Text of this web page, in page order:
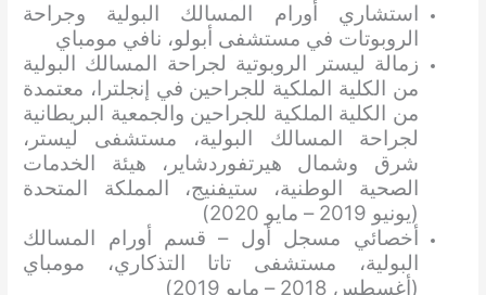
استشاري أورام المسالك البولية وجراحة
الروبوتات في مستشفى أبولو، نافي مومباي
زمالة ليستر الروبوتية لجراحة المسالك البولية
من الكلية الملكية للجراحين في إنجلترا، معتمدة
من الكلية الملكية للجراحين والجمعية البريطانية
لجراحة المسالك البولية، مستشفى ليستر،
شرق وشمال هيرتفوردشاير، هيئة الخدمات
الصحية الوطنية، ستيفنيج، المملكة المتحدة
(يونيو 2019 – مايو 2020)
أخصائي مسجل أول – قسم أورام المسالك
البولية، مستشفى تاتا التذكاري، مومباي
(أغسطس 2018 – مايو 2019)